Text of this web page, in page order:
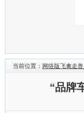
当前位置： 网络版飞禽走
“品牌